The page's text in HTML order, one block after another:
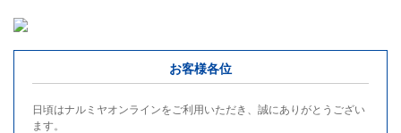
お客様各位
日頃はナルミヤオンラインをご利用いただき、誠にありがとうござい
ます。